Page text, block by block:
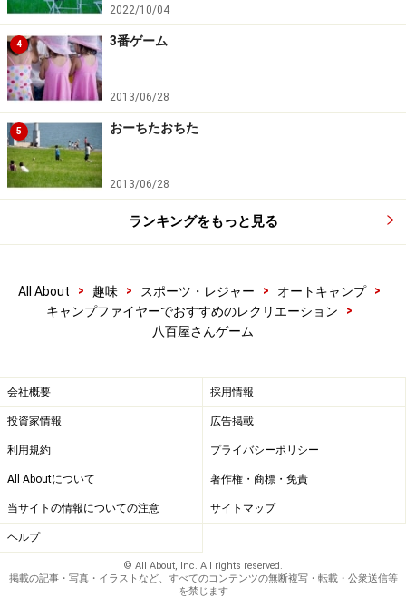
2022/10/04
4 3番ゲーム
2013/06/28
5 おーちたおちた
2013/06/28
ランキングをもっと見る
All About > 趣味 > スポーツ・レジャー > オートキャンプ
>
キャンプファイヤーでおすすめのレクリエーション
>
八百屋さんゲーム
会社概要 採用情報
投資家情報 広告掲載
利用規約 プライバシーポリシー
All Aboutについて 著作権・商標・免責
当サイトの情報についての注意 サイトマップ
ヘルプ
© All About, Inc. All rights reserved.
掲載の記事・写真・イラストなど、すべてのコンテンツの無断複写・転載・公衆送信等
を禁じます